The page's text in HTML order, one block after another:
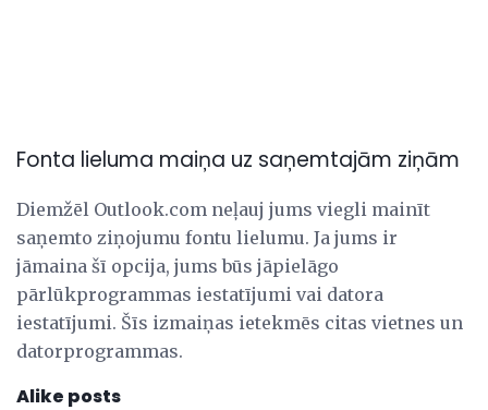
Fonta lieluma maiņa uz saņemtajām ziņām
Diemžēl Outlook.com neļauj jums viegli mainīt
saņemto ziņojumu fontu lielumu. Ja jums ir
jāmaina šī opcija, jums būs jāpielāgo
pārlūkprogrammas iestatījumi vai datora
iestatījumi. Šīs izmaiņas ietekmēs citas vietnes un
datorprogrammas.
Alike posts